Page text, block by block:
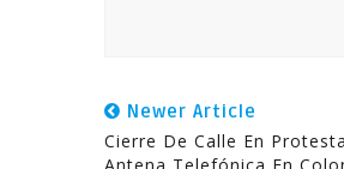
Newer Article
Cierre De Calle En